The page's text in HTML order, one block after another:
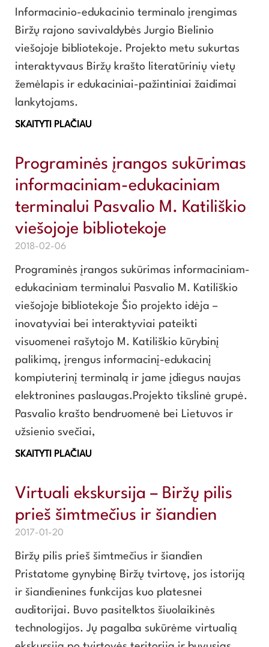
Informacinio-edukacinio terminalo įrengimas
Biržų rajono savivaldybės Jurgio Bielinio
viešojoje bibliotekoje. Projekto metu sukurtas
interaktyvaus Biržų krašto literatūrinių vietų
žemėlapis ir edukaciniai-pažintiniai žaidimai
lankytojams.
SKAITYTI PLAČIAU
Programinės įrangos sukūrimas
informaciniam-edukaciniam
terminalui Pasvalio M. Katiliškio
viešojoje bibliotekoje
2018-02-06
Programinės įrangos sukūrimas informaciniam-
edukaciniam terminalui Pasvalio M. Katiliškio
viešojoje bibliotekoje Šio projekto idėja –
inovatyviai bei interaktyviai pateikti
visuomenei rašytojo M. Katiliškio kūrybinį
palikimą, įrengus informacinį-edukacinį
kompiuterinį terminalą ir jame įdiegus naujas
elektronines paslaugas.Projekto tikslinė grupė.
Pasvalio krašto bendruomenė bei Lietuvos ir
užsienio svečiai,
SKAITYTI PLAČIAU
Virtuali ekskursija – Biržų pilis
prieš šimtmečius ir šiandien
2017-01-20
Biržų pilis prieš šimtmečius ir šiandien
Pristatome gynybinę Biržų tvirtovę, jos istoriją
ir šiandienines funkcijas kuo platesnei
auditorijai. Buvo pasitelktos šiuolaikinės
technologijos. Jų pagalba sukūrėme virtualią